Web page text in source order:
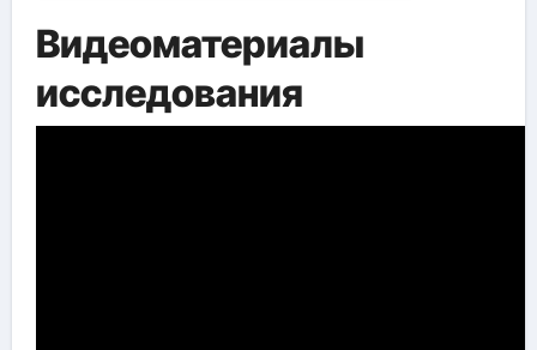
Видеоматериалы
исследования